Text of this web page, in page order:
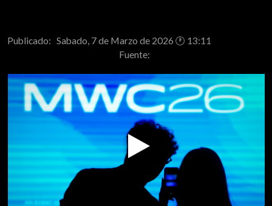
Publicado: Sabado, 7 de Marzo de 2026 🕐 13:11
Fuente:
Play
Video